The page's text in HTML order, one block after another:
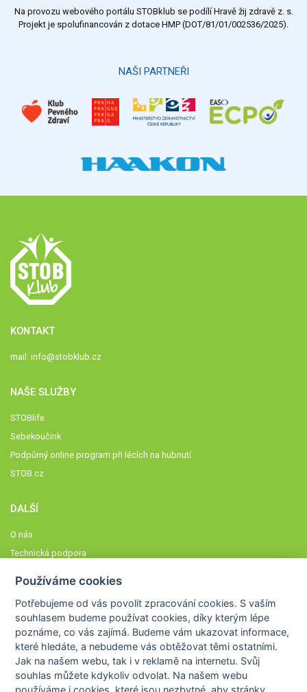
Výsledky Všechny ankety
Na provozu webového portálu STOBklub se podílí Hravě žij zdravě z. s.
Projekt je spolufinancován z dotace HMP (DOT/81/01/002536/2025).
NAŠI PARTNEŘI
KONTAKT
mail: info@stobklub.cz
NAŠE SLUŽBY
STOBlife
Sebekoučink
Podpůrný online program při lécích na hubnutí
STOB.cz
DALŠÍ
O nás
Technická podpora
Členové STOBklubu
Zásady nakládání s osobními údaji
Otestujte se
Spočítejte si
Výzva 52
Používáme cookies
Potřebujeme od vás povolit zpracování cookies. S vaším
souhlasem budeme používat cookies, díky kterým lépe
poznáme,co vás zajímá. Budeme vám ukazovat informace,
které hledáte, a nebudeme vás obtěžovat těmi ostatními.
Jak na našem webu, tak i v reklamě na internetu. Svůj
souhlas můžete kdykoliv odvolat. Na našem webu
používáme i cookies, které jsou nezbytné , aby stránky